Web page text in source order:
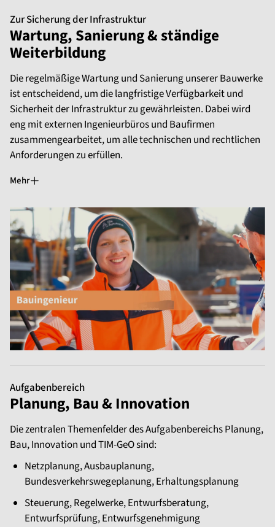
Zur Sicherung der Infrastruktur
Wartung, Sanierung & ständige
Weiterbildung
Die regelmäßige Wartung und Sanierung unserer Bauwerke
ist entscheidend, um die langfristige Verfügbarkeit und
Sicherheit der Infrastruktur zu gewährleisten. Dabei wird
eng mit externen Ingenieurbüros und Baufirmen
zusammengearbeitet, um alle technischen und rechtlichen
Anforderungen zu erfüllen.
Mehr
Aufgabenbereich
Planung, Bau & Innovation
Die zentralen Themenfelder des Aufgabenbereichs Planung,
Bau, Innovation und TIM-GeO sind:
Netzplanung, Ausbauplanung,
Bundesverkehrswegeplanung, Erhaltungsplanung
Steuerung, Regelwerke, Entwurfsberatung,
Entwurfsprüfung, Entwurfsgenehmigung